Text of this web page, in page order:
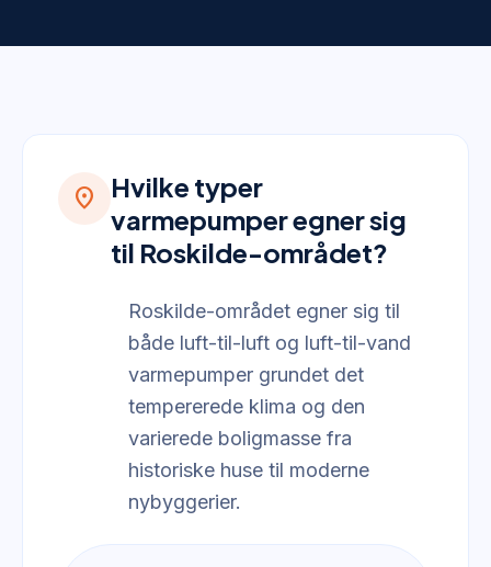
location_on
Hvilke typer
varmepumper egner sig
til Roskilde-området?
Roskilde-området egner sig til
både luft-til-luft og luft-til-vand
varmepumper grundet det
tempererede klima og den
varierede boligmasse fra
historiske huse til moderne
nybyggerier.